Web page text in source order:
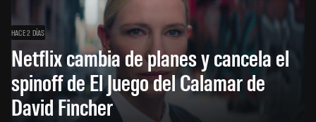
HACE 2 DÍAS
Netflix cambia de planes y cancela el
spinoff de El Juego del Calamar de
David Fincher